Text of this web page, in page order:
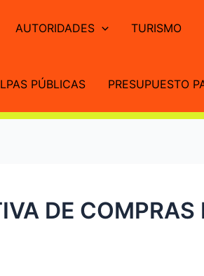
AUTORIDADES TURISMO
PÚBLICAS PRESUPUESTO
DE